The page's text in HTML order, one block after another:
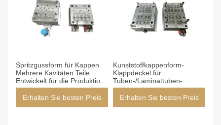
Spritzgussform für Kappen
Mehrere Kavitäten Teile
Entwickelt für die Produktion
von medizinischen
Verpackungen
Erhalten Sie besten Preis
Kunststoffkappenform-
Klappdeckel für
Tuben-/Laminattuben-
Cremepaket-Heißkanal
Erhalten Sie besten Preis